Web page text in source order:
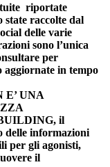
riportate
state raccolte dal
delle varie
sono l’unica
per
aggiornate in tempo
E’ UNA
il
delle informazioni
per gli agonisti,
il